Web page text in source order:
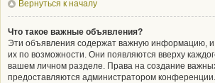
Вернуться к началу
Что такое важные объявления?
Эти объявления содержат важную информацию,
их по возможности. Они появляются вверху
вашем личном разделе. Права на создание
предоставляются администратором конференции.